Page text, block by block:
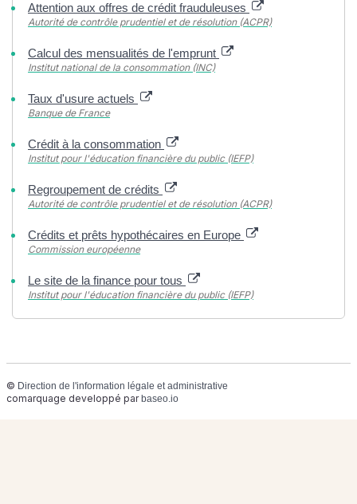
Attention aux offres de crédit frauduleuses
Autorité de contrôle prudentiel et de résolution (ACPR)
Calcul des mensualités de l'emprunt
Institut national de la consommation (INC)
Taux d'usure actuels
Banque de France
Crédit à la consommation
Institut pour l'éducation financière du public (IEFP)
Regroupement de crédits
Autorité de contrôle prudentiel et de résolution (ACPR)
Crédits et prêts hypothécaires en Europe
Commission européenne
Le site de la finance pour tous
Institut pour l'éducation financière du public (IEFP)
© Direction de l'information légale et administrative
comarquage developpé par baseo.io